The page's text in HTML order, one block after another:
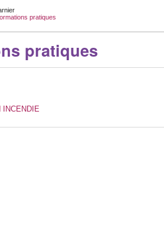
pratiques
pratiques
INCENDIE